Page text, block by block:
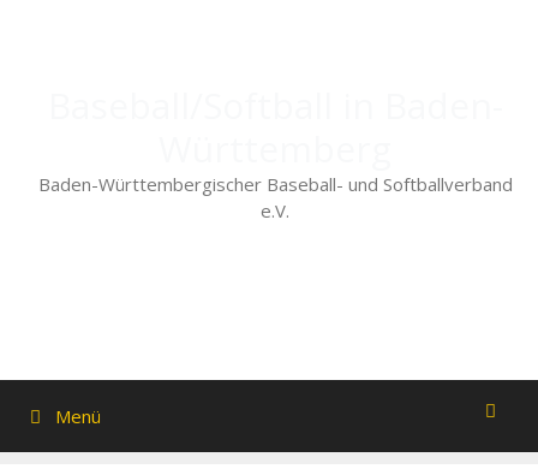
Baden-Württembergischer Baseball- und Softballverband
e.V.
Menü